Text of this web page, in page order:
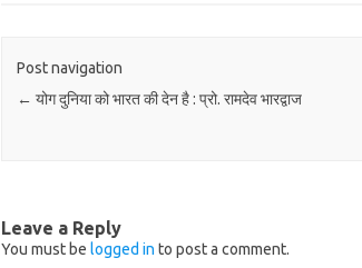
Post navigation
← योग दुनिया को भारत की देन है : प्रो. रामदेव भारद्वाज
Leave a Reply
You must be logged in to post a comment.